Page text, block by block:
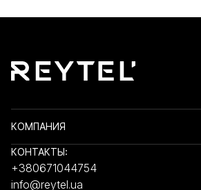
КОМПАНИЯ
КОНТАКТЫ:
+380671044754
info@reytel.ua